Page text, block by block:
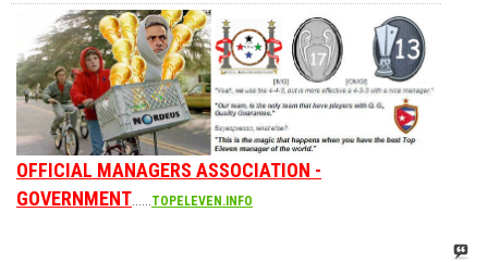
OFFICIAL MANAGERS ASSOCIATION -
GOVERNMENT......TOPELEVEN.INFO